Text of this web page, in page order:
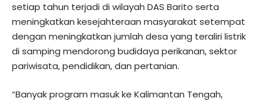
setiap tahun terjadi di wilayah DAS Barito serta
meningkatkan kesejahteraan masyarakat setempat
dengan meningkatkan jumlah desa yang teraliri listrik
di samping mendorong budidaya perikanan, sektor
pariwisata, pendidikan, dan pertanian.
“Banyak program masuk ke Kalimantan Tengah,